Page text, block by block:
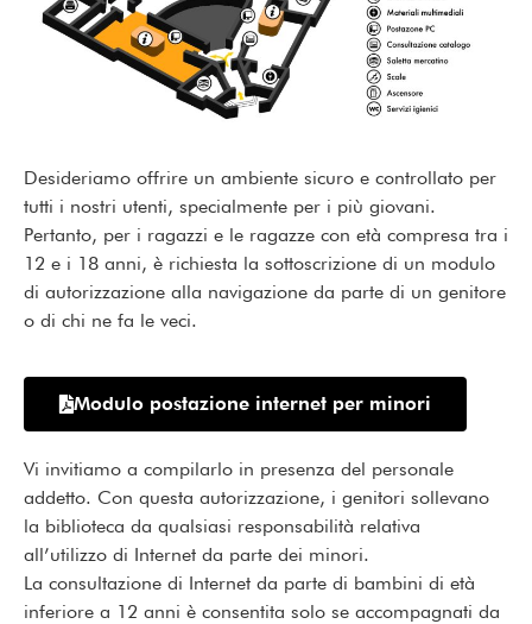
Desideriamo offrire un ambiente sicuro e controllato per
tutti i nostri utenti, specialmente per i più giovani.
Pertanto, per i ragazzi e le ragazze con età compresa tra i
12 e i 18 anni, è richiesta la sottoscrizione di un modulo
di autorizzazione alla navigazione da parte di un genitore
o di chi ne fa le veci.
Modulo postazione internet per minori
Vi invitiamo a compilarlo in presenza del personale
addetto. Con questa autorizzazione, i genitori sollevano
la biblioteca da qualsiasi responsabilità relativa
all’utilizzo di Internet da parte dei minori.
La consultazione di Internet da parte di bambini di età
inferiore a 12 anni è consentita solo se accompagnati da